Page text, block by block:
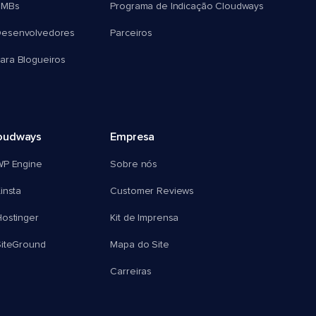
Blogueiros
Programa de Indicação Cloudways
Parceiros
Engine
Empresa
Sobre nós
Customer Reviews
Kit de Imprensa
Mapa do Site
Carreiras